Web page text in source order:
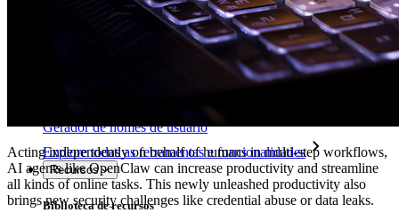
Principais ferramentas
Gerador de nomes de usuário
Explore todas as ferramentas e funcionalidades
Recursos
Biblioteca de recursos
Acting independently on behalf of humans in multi-step workflows,
AI agents like OpenClaw can increase productivity and streamline
all kinds of online tasks. This newly unleashed productivity also
brings new security challenges like credential abuse or data leaks.